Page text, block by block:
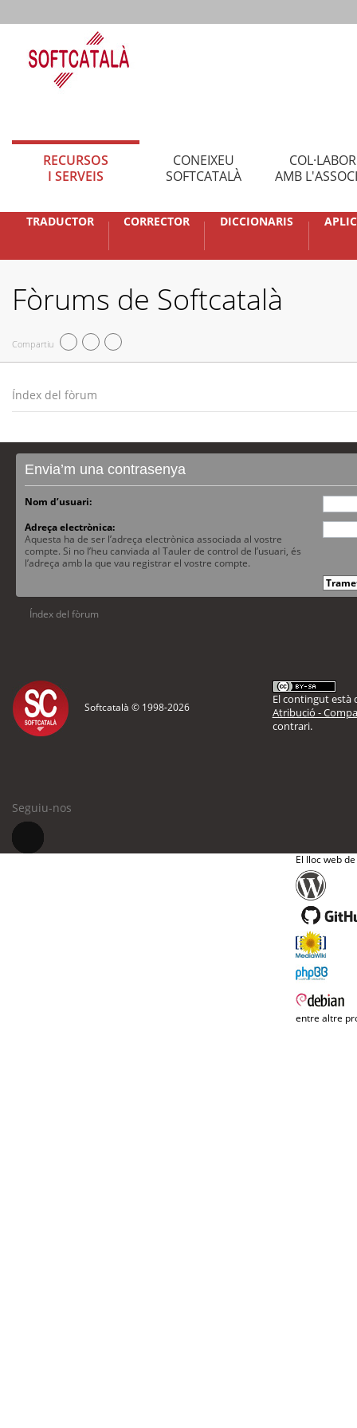
RECURSOS
I SERVEIS
CONEIXEU
SOFTCATALÀ
AMB
TRADUCTOR CORRECTOR DICCIONARIS
Fòrums de Softcatalà
Compartiu
Índex del fòrum
Envia’m una contrasenya
Nom d’usuari:
Adreça electrònica:
Aquesta ha de ser l’adreça electrònica associada al vostre
compte. Si no l’heu canviada al Tauler de control de l’usuari, és
l’adreça amb la que vau registrar el vostre compte.
Índex del fòrum
Softcatalà © 1998-2026
El contingut està
Atribució -
contrari.
Seguiu-nos
El lloc web
entre altre